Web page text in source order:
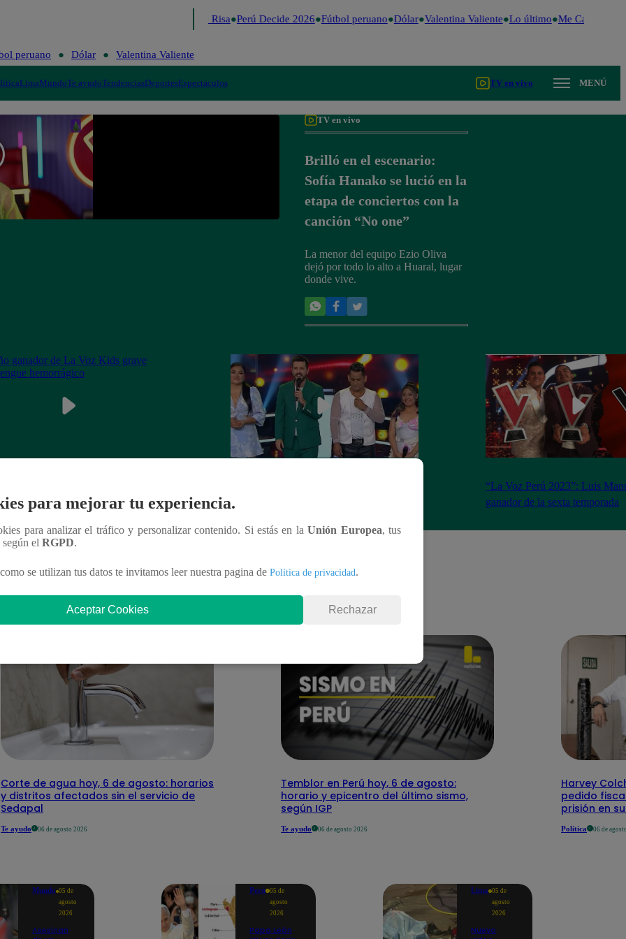
Me Caigo de Risa Perú Decide 2026 Fútbol peruano Dólar Valentina Valiente Lo último Me Caigo de
peruano Dólar Valentina Valiente
LimaMundoTe ayudoTendenciasDeportesEspectáculos TV en vivo MENÚ
TV en vivo
Brilló en el escenario:
Sofía Hanako se lució en la
etapa de conciertos con la
canción “No one”
La menor del equipo Ezio Oliva
dejó por todo lo alto a Huaral, lugar
donde vive.
hemorrágico
“La Voz Perú 2023”: Luis
ganador de la sexta temporada
Corte de agua hoy, 6 de agosto: horarios
y distritos afectados sin el servicio de
Sedapal
Te ayudo 06 de agosto 2026
Temblor en Perú hoy, 6 de agosto:
horario y epicentro del último sismo,
según IGP
Te ayudo 06 de agosto 2026
Harvey
pedido
prisión en
Política 06 de
Mundo 05 de
agosto
2026
Asesinan
Perú 05 de
agosto
2026
Papa León
Lima 05 de
agosto
2026
Nuevo
para mejorar tu experiencia.
para analizar el tráfico y personalizar contenido. Si estás en laUnión Europea, tus
según el RGPD.
se utilizan tus datos te invitamos leer nuestra pagina de Política de privacidad.
Aceptar Cookies Rechazar